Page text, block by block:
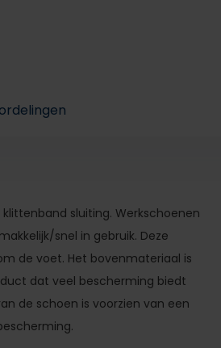
klittenband sluiting. Werkschoenen
snel in gebruik. Deze
de voet. Het bovenmateriaal is
dat veel bescherming biedt
de schoen is voorzien van een